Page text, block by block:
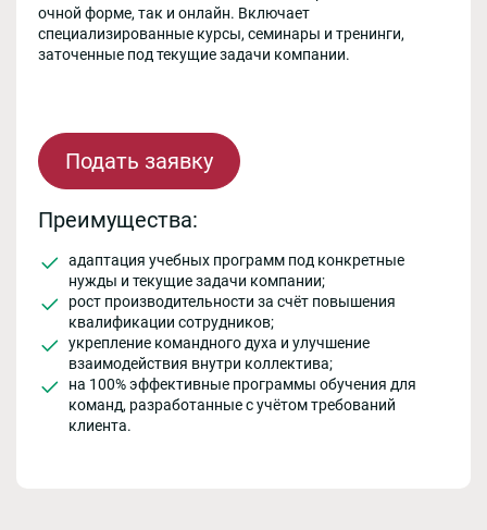
очной форме, так и онлайн. Включает
специализированные курсы, семинары и тренинги,
заточенные под текущие задачи компании.
Подать заявку
Преимущества:
адаптация учебных программ под конкретные
нужды и текущие задачи компании;
рост производительности за счёт повышения
квалификации сотрудников;
укрепление командного духа и улучшение
взаимодействия внутри коллектива;
на 100% эффективные программы обучения для
команд, разработанные с учётом требований
клиента.